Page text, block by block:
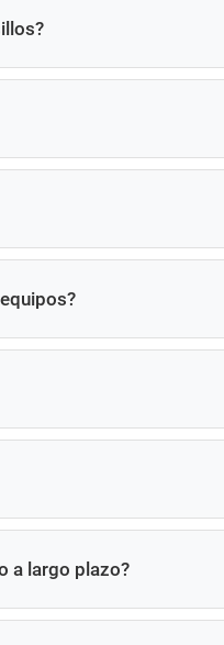
de máquinas
con nuestras
a largo plazo?
horas del día, los 7 días